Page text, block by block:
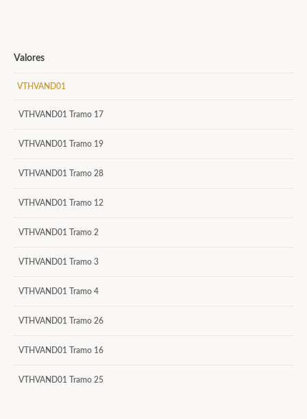
Valores
VTHVAND01
VTHVAND01 Tramo 17
VTHVAND01 Tramo 19
VTHVAND01 Tramo 28
VTHVAND01 Tramo 12
VTHVAND01 Tramo 2
VTHVAND01 Tramo 3
VTHVAND01 Tramo 4
VTHVAND01 Tramo 26
VTHVAND01 Tramo 16
VTHVAND01 Tramo 25